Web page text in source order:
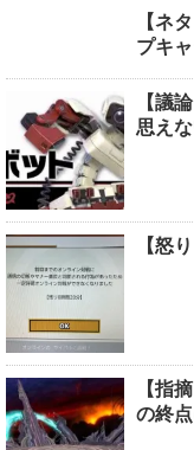
【ネ
プキ
【議
思え
【怒
【指
の終